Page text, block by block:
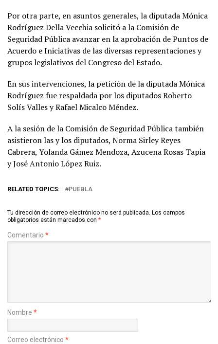
Por otra parte, en asuntos generales, la diputada Mónica
Rodríguez Della Vecchia solicitó a la Comisión de
Seguridad Pública avanzar en la aprobación de Puntos de
Acuerdo e Iniciativas de las diversas representaciones y
grupos legislativos del Congreso del Estado.
En sus intervenciones, la petición de la diputada Mónica
Rodríguez fue respaldada por los diputados Roberto
Solís Valles y Rafael Micalco Méndez.
A la sesión de la Comisión de Seguridad Pública también
asistieron las y los diputados, Norma Sirley Reyes
Cabrera, Yolanda Gámez Mendoza, Azucena Rosas Tapia
y José Antonio López Ruiz.
RELATED TOPICS: PUEBLA
Tu dirección de correo electrónico no será publicada. Los campos
obligatorios están marcados con *
Comentario *
Nombre *
Correo electrónico *